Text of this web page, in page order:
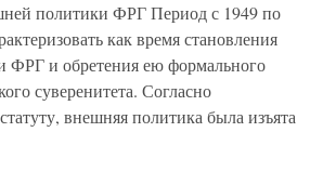
политики ФРГ Период с 1949 по
как время становления
ФРГ и обретения ею формального
суверенитета. Согласно
внешняя политика была изъята